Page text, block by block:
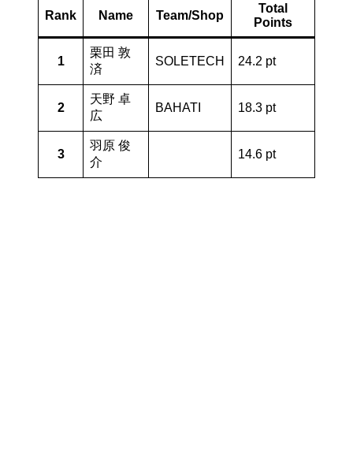
Rank Name Team/Shop
Total
Points
1
栗田 敦
済
SOLETECH 24.2 pt
2
天野 卓
広
BAHATI 18.3 pt
3
羽原 俊
介
14.6 pt